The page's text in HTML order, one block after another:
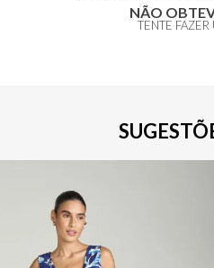
NÃO
TENTE